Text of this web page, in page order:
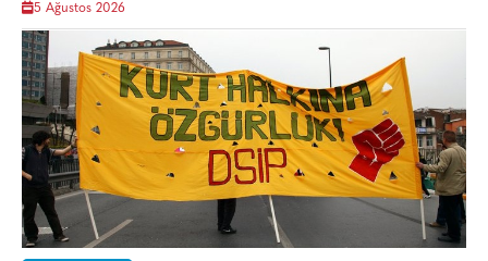
5 Ağustos 2026